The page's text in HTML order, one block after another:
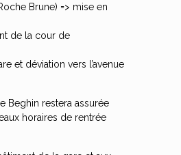
Brune) => mise en
de la cour de
et déviation vers l’avenue
Beghin restera assurée
horaires de rentrée